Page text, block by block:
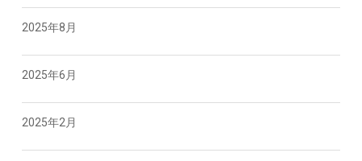
2025年8月
2025年6月
2025年2月